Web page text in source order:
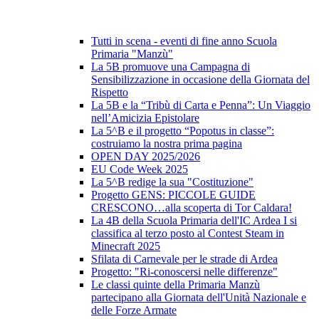
Tutti in scena - eventi di fine anno Scuola
Primaria "Manzù"
La 5B promuove una Campagna di
Sensibilizzazione in occasione della Giornata del
Rispetto
La 5B e la “Tribù di Carta e Penna”: Un Viaggio
nell’Amicizia Epistolare
La 5^B e il progetto “Popotus in classe”:
costruiamo la nostra prima pagina
OPEN DAY 2025/2026
EU Code Week 2025
La 5^B redige la sua "Costituzione"
Progetto GENS: PICCOLE GUIDE
CRESCONO…alla scoperta di Tor Caldara!
La 4B della Scuola Primaria dell'IC Ardea I si
classifica al terzo posto al Contest Steam in
Minecraft 2025
Sfilata di Carnevale per le strade di Ardea
Progetto: "Ri-conoscersi nelle differenze"
Le classi quinte della Primaria Manzù
partecipano alla Giornata dell'Unità Nazionale e
delle Forze Armate